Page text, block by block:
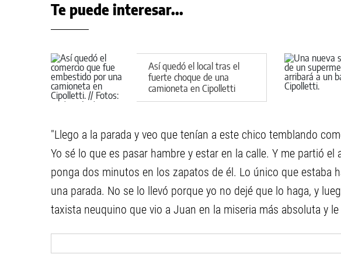
Te puede interesar...
Así quedó el local tras el
fuerte choque de una
camioneta en Cipolletti
"Llego a la parada y veo que tenían a este chico temblando
Yo sé lo que es pasar hambre y estar en la calle. Y me partió el
ponga dos minutos en los zapatos de él. Lo único que estaba
una parada. No se lo llevó porque yo no dejé que lo haga, y
taxista neuquino que vio a Juan en la miseria más absoluta y